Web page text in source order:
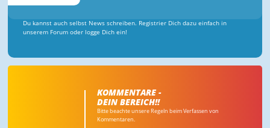
Du kannst auch selbst News schreiben. Registrier Dich dazu einfach in
unserem Forum oder logge Dich ein!
KOMMENTARE -
DEIN BEREICH!!
Bitte beachte unsere Regeln beim Verfassen von
Kommentaren.